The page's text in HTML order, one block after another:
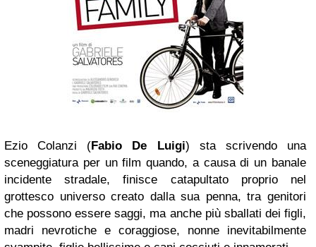
Ezio Colanzi (Fabio De Luigi) sta scrivendo una
sceneggiatura per un film quando, a causa di un banale
incidente stradale, finisce catapultato proprio nel
grottesco universo creato dalla sua penna, tra genitori
che possono essere saggi, ma anche più sballati dei figli,
madri nevrotiche e coraggiose, nonne inevitabilmente